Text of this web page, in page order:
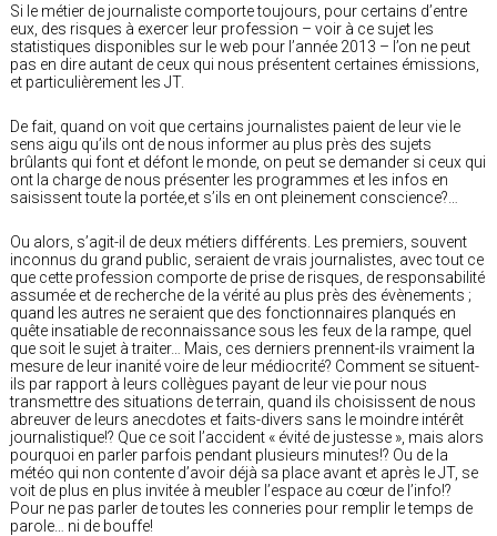
Si le métier de journaliste comporte toujours, pour certains d’entre
eux, des risques à exercer leur profession – voir à ce sujet les
statistiques disponibles sur le web pour l’année 2013 – l’on ne peut
pas en dire autant de ceux qui nous présentent certaines émissions,
et particulièrement les JT.
De fait, quand on voit que certains journalistes paient de leur vie le
sens aigu qu’ils ont de nous informer au plus près des sujets
brûlants qui font et défont le monde, on peut se demander si ceux qui
ont la charge de nous présenter les programmes et les infos en
saisissent toute la portée,et s’ils en ont pleinement conscience?…
Ou alors, s’agit-il de deux métiers différents. Les premiers, souvent
inconnus du grand public, seraient de vrais journalistes, avec tout ce
que cette profession comporte de prise de risques, de responsabilité
assumée et de recherche de la vérité au plus près des évènements ;
quand les autres ne seraient que des fonctionnaires planqués en
quête insatiable de reconnaissance sous les feux de la rampe, quel
que soit le sujet à traiter… Mais, ces derniers prennent-ils vraiment la
mesure de leur inanité voire de leur médiocrité? Comment se situent-
ils par rapport à leurs collègues payant de leur vie pour nous
transmettre des situations de terrain, quand ils choisissent de nous
abreuver de leurs anecdotes et faits-divers sans le moindre intérêt
journalistique!? Que ce soit l’accident « évité de justesse », mais alors
pourquoi en parler parfois pendant plusieurs minutes!? Ou de la
météo qui non contente d’avoir déjà sa place avant et après le JT, se
voit de plus en plus invitée à meubler l’espace au cœur de l’info!?
Pour ne pas parler de toutes les conneries pour remplir le temps de
parole… ni de bouffe!